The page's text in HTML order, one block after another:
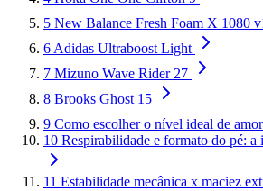
5 New Balance Fresh Foam X 1080
6 Adidas Ultraboost Light
7 Mizuno Wave Rider 27
8 Brooks Ghost 15
9 Como escolher o nível ideal de
10 Respirabilidade e formato do pé: a
11 Estabilidade mecânica x maciez